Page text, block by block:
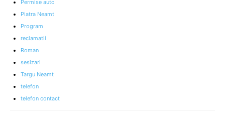
Permise auto
Piatra Neamt
Program
reclamatii
Roman
sesizari
Targu Neamt
telefon
telefon contact